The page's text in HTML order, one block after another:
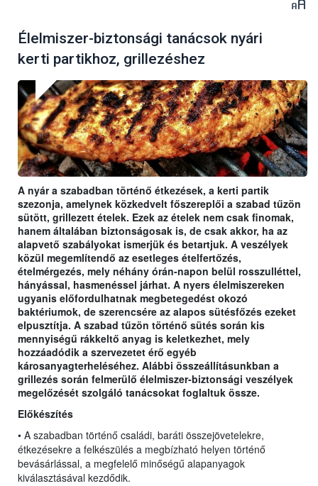
Élelmiszer-biztonsági tanácsok nyári
kerti partikhoz, grillezéshez
A nyár a szabadban történő étkezések, a kerti partik
szezonja, amelynek közkedvelt főszereplői a szabad tűzön
sütött, grillezett ételek. Ezek az ételek nem csak finomak,
hanem általában biztonságosak is, de csak akkor, ha az
alapvető szabályokat ismerjük és betartjuk. A veszélyek
közül megemlítendő az esetleges ételfertőzés,
ételmérgezés, mely néhány órán-napon belül rosszulléttel,
hányással, hasmenéssel járhat. A nyers élelmiszereken
ugyanis előfordulhatnak megbetegedést okozó
baktériumok, de szerencsére az alapos sütésfőzés ezeket
elpusztítja. A szabad tűzön történő sütés során kis
mennyiségű rákkeltő anyag is keletkezhet, mely
hozzáadódik a szervezetet érő egyéb
károsanyagterheléséhez. Alábbi összeállításunkban a
grillezés során felmerülő élelmiszer-biztonsági veszélyek
megelőzését szolgáló tanácsokat foglaltuk össze.
Előkészítés
• A szabadban történő családi, baráti összejövetelekre,
étkezésekre a felkészülés a megbízható helyen történő
bevásárlással, a megfelelő minőségű alapanyagok
kiválasztásával kezdődik.